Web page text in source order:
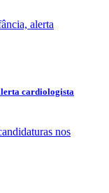
cardiologista